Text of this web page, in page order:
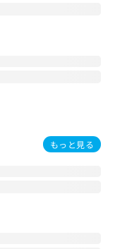
もっと見る